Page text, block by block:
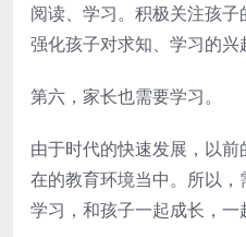
阅读、学习。积极关注孩
强化孩子对求知、学习的兴
第六，家长也需要学习。
由于时代的快速发展，以
在的教育环境当中。所以
学习，和孩子一起成长，一